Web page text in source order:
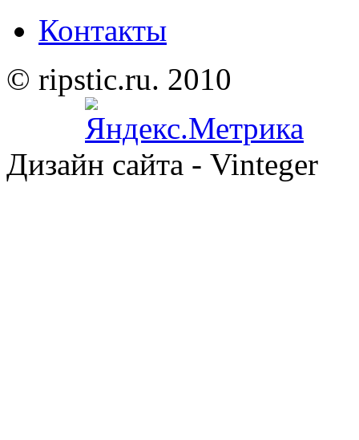
Контакты
© ripstic.ru. 2010
Дизайн сайта - Vinteger